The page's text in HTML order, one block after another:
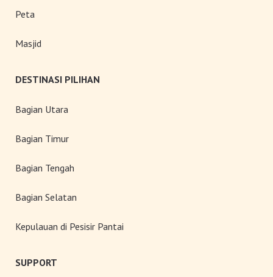
Peta
Masjid
DESTINASI PILIHAN
Bagian Utara
Bagian Timur
Bagian Tengah
Bagian Selatan
Kepulauan di Pesisir Pantai
SUPPORT